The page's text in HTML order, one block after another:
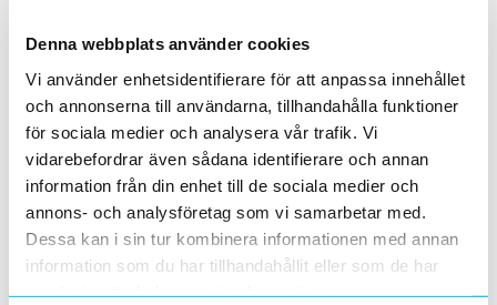
Denna webbplats använder cookies
Vi använder enhetsidentifierare för att anpassa innehållet
och annonserna till användarna, tillhandahålla funktioner
för sociala medier och analysera vår trafik. Vi
vidarebefordrar även sådana identifierare och annan
information från din enhet till de sociala medier och
annons- och analysföretag som vi samarbetar med.
Dessa kan i sin tur kombinera informationen med annan
information som du har tillhandahållit eller som de har
samlat in när du har använt deras tjänster.
Arbetsljus